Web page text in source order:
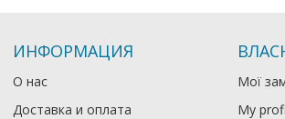
ИНФОРМАЦИЯ
О нас
Доставка и оплата
Мої
My